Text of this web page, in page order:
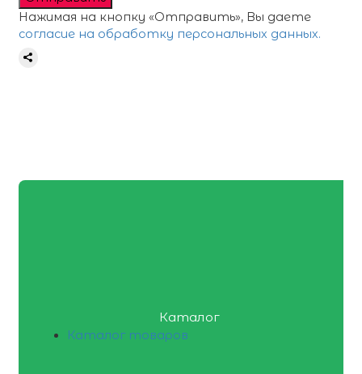
Нажимая на кнопку «Отправить», Вы даете
согласие на обработку персональных данных.
Каталог
Каталог товаров